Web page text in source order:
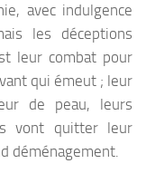
avec indulgence
les déceptions
leur combat pour
qui émeut ; leur
de peau, leurs
vont quitter leur
déménagement.